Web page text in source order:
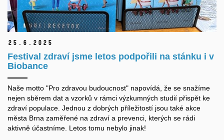
25. 6. 2025
Festival zdraví jsme letos podpořili na stánku i v
Biobance
Naše motto "Pro zdravou budoucnost" napovídá, že se snažíme
nejen sběrem dat a vzorků v rámci výzkumných studií přispět ke
zdraví populace. Jednou z dobrých příležitostí jsou také akce
města Brna zaměřené na zdraví a prevenci, kterých se rádi
aktivně účastníme. Letos tomu nebylo jinak!